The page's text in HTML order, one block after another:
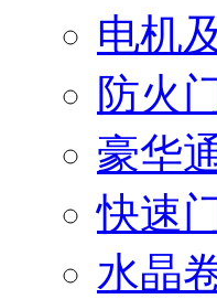
电机
防火
豪华
快速
水晶